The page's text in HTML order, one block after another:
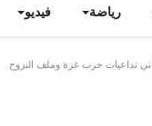
رياضة فيديو
تداعيات حرب غزة وملف النزوح